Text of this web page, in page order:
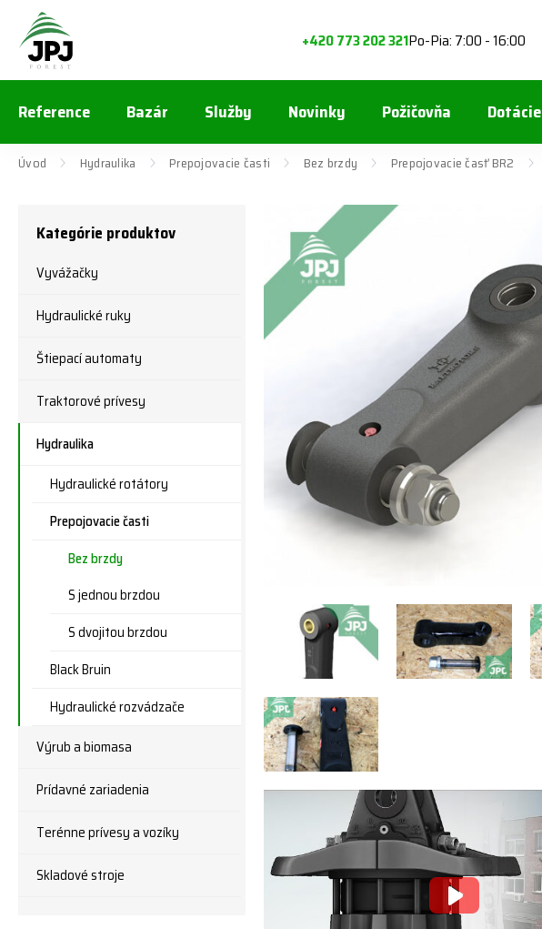
+420 773 202 321Po-Pia: 7:00 - 16:00
Reference Bazár Služby Novinky Požičovňa Dotácie
Úvod Hydraulika Prepojovacie časti Bez brzdy Prepojovacie časť BR2
Kategórie produktov
Vyvážačky
Hydraulické ruky
Štiepací automaty
Traktorové prívesy
Hydraulika
Hydraulické rotátory
Prepojovacie časti
Bez brzdy
S jednou brzdou
S dvojitou brzdou
Black Bruin
Hydraulické rozvádzače
Výrub a biomasa
Prídavné zariadenia
Terénne prívesy a vozíky
Skladové stroje